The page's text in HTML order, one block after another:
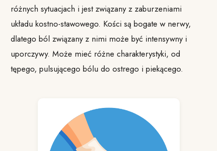
różnych sytuacjach i jest związany z zaburzeniami
układu kostno-stawowego. Kości są bogate w nerwy,
dlatego ból związany z nimi może być intensywny i
uporczywy. Może mieć różne charakterystyki, od
tępego, pulsującego bólu do ostrego i piekącego.